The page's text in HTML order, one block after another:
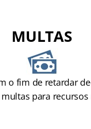
MULTAS
o fim de retardar
para